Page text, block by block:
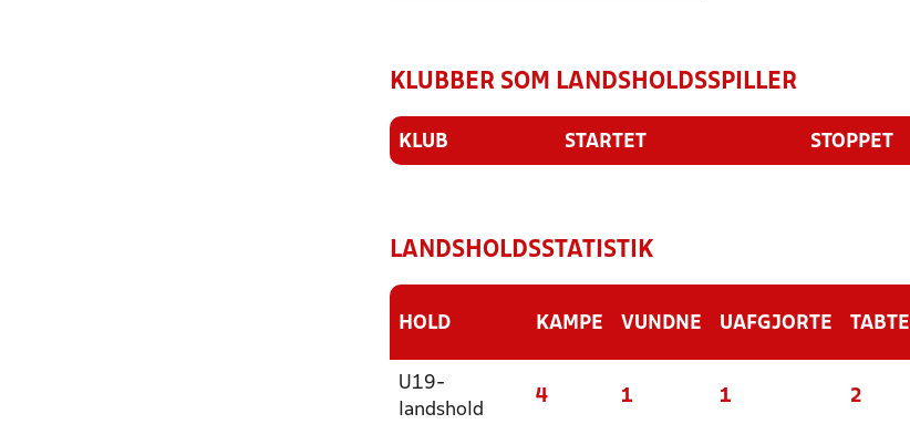
KLUBBER SOM LANDSHOLDSSPILLER
KLUB STARTET STOPPET
LANDSHOLDSSTATISTIK
HOLD KAMPE VUNDNE UAFGJORTE TABTE
U19-
landshold
4 1 1 2